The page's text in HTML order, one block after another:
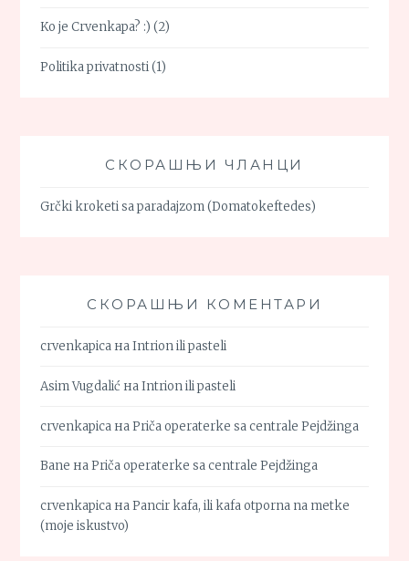
Ko je Crvenkapa? :) (2)
Politika privatnosti(1)
СКОРАШЊИ ЧЛАНЦИ
Grčki kroketi sa paradajzom (Domatokeftedes)
СКОРАШЊИ КОМЕНТАРИ
crvenkapica наIntrion ili pasteli
Asim Vugdalić наIntrion ili pasteli
crvenkapica наPriča operaterke sa centrale Pejdžinga
Bane наPriča operaterke sa centrale Pejdžinga
crvenkapica наPancir kafa, ili kafa otporna na metke
(moje iskustvo)